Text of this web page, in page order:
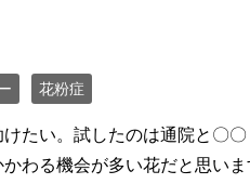
花粉症
たい。試したのは通院と〇
わる機会が多い花だと思いま